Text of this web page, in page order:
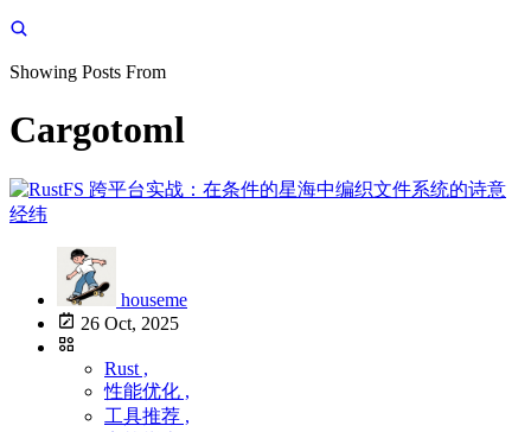
Showing Posts From
Cargotoml
houseme
26 Oct, 2025
Rust ,
性能优化 ,
工具推荐 ,